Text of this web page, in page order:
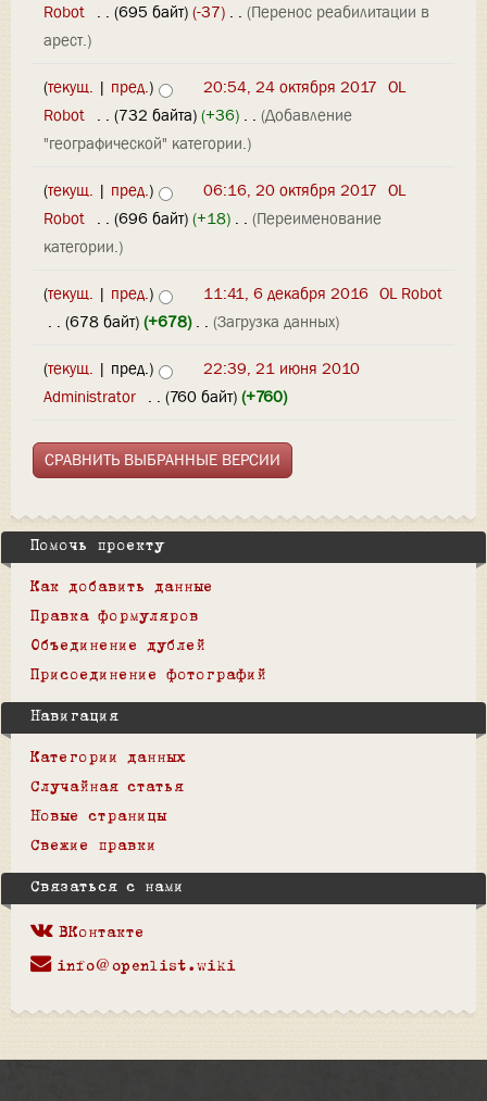
Robot . . (695 байт) (-37) . . (Перенос реабилитации в
арест.)
(текущ. | пред.) 20:54, 24 октября 2017 OL
Robot . . (732 байта) (+36) . . (Добавление
"географической" категории.)
(текущ. | пред.) 06:16, 20 октября 2017 OL
Robot . . (696 байт) (+18) . . (Переименование
категории.)
(текущ. | пред.) 11:41, 6 декабря 2016 OL Robot
. . (678 байт) (+678)‎ . . (Загрузка данных)
(текущ. | пред.)
22:39, 21 июня 2010
Administrator . . (760 байт) (+760)
Помочь проекту
Как добавить данные
Правка формуляров
Объединение дублей
Присоединение фотографий
Навигация
Категории данных
Случайная статья
Новые страницы
Свежие правки
Связаться с нами
ВКонтакте
info@openlist.wiki